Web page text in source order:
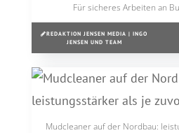
Für sicheres Arbeiten an
REDAKTION JENSEN MEDIA | INGO
JENSEN UND TEAM
Mudcleaner auf der Nordbau: